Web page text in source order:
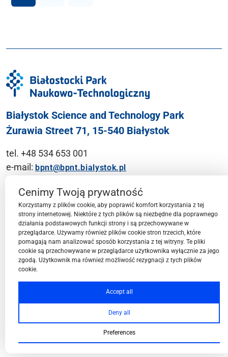
Białystok Science and Technology Park
Żurawia Street 71, 15-540 Białystok
tel. +48 534 653 001
e-mail: bpnt@bpnt.bialystok.pl
Contact
BPN-T Area
BPN-T Offer
Cenimy Twoją prywatność
Korzystamy z plików cookie, aby poprawić komfort korzystania z tej
strony internetowej. Niektóre z tych plików są niezbędne dla poprawnego
działania podstawowych funkcji strony i są przechowywane w
przeglądarce. Używamy również plików cookie stron trzecich, które
pomagają nam analizować sposób korzystania z tej witryny. Te pliki
cookie są przechowywane w przeglądarce użytkownika wyłącznie za jego
zgodą. Użytkownik ma również możliwość rezygnacji z tych plików
cookie.
Accept all
Deny all
Preferences